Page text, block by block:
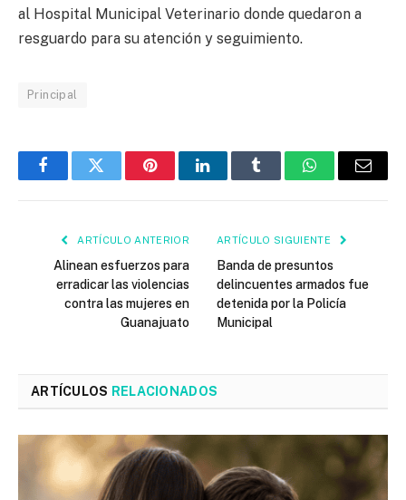
al Hospital Municipal Veterinario donde quedaron a
resguardo para su atención y seguimiento.
Principal
FacebookTwitter PinterestLinkedInTumblr WhatsAppEmail
ARTÍCULO ANTERIOR
Alinean esfuerzos para
erradicar las violencias
contra las mujeres en
Guanajuato
ARTÍCULO SIGUIENTE
Banda de presuntos
delincuentes armados fue
detenida por la Policía
Municipal
ARTÍCULOS RELACIONADOS